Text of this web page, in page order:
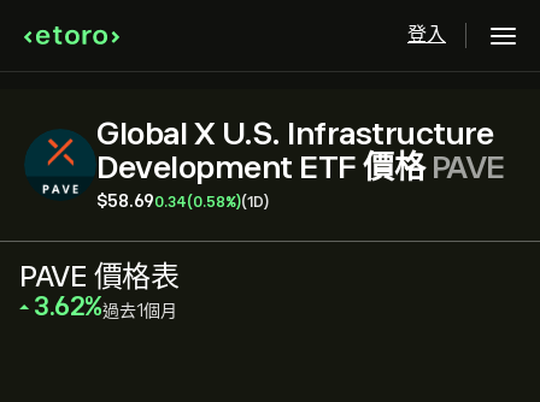
登入
Global X U.S. Infrastructure
Development ETF 價格PAVE
‎$‎58.690.34(0.58%)(1D)
PAVE 價格表
‎3.62‎ 過去1個月